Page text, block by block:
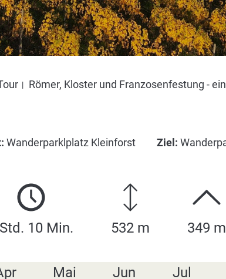
Römer, Kloster und Franzosenfestung -
Wanderparklplatz Kleinforst Ziel:
10 Min. 532 m 349 m
Mai Jun Jul